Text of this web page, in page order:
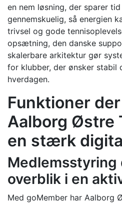
en nem løsning, der sparer
gennemskuelig, så energien
trivsel og gode
opsætning, den danske
skalerbare arkitektur gør
for klubber, der ønsker stabil
hverdagen.
Funktioner
Aalborg Østre
en stærk
Medlemsstyring
overblik i en
Med goMember har Aalborg